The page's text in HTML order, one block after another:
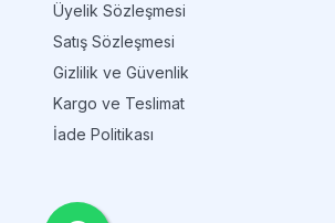
Üyelik Sözleşmesi
Satış Sözleşmesi
Gizlilik ve Güvenlik
Kargo ve Teslimat
İade Politikası